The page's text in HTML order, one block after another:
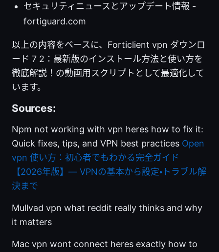
セキュリティニュースとアップデート情報 -
fortiguard.com
以上の内容をベースに、Forticlient vpn ダウンロ
ード 7 2：最新版のインストール方法と使い方を
徹底解説！の動画用スクリプトとして最適化して
います。
Sources:
Npm not working with vpn heres how to fix it:
Quick fixes, tips, and VPN best practices Open
vpn 使い方：初心者でもわかる完全ガイド
【2026年版】— VPNの基本から設定・トラブル解
決まで
Mullvad vpn what reddit really thinks and why
it matters
Mac vpn wont connect heres exactly how to